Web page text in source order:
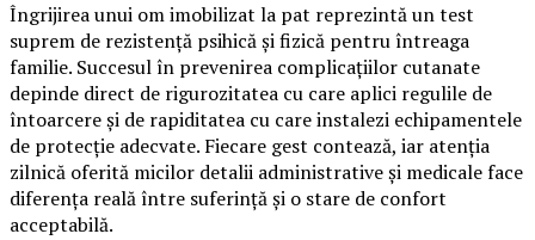
Îngrijirea unui om imobilizat la pat reprezintă un test
suprem de rezistență psihică și fizică pentru întreaga
familie. Succesul în prevenirea complicațiilor cutanate
depinde direct de rigurozitatea cu care aplici regulile de
întoarcere și de rapiditatea cu care instalezi echipamentele
de protecție adecvate. Fiecare gest contează, iar atenția
zilnică oferită micilor detalii administrative și medicale face
diferența reală între suferință și o stare de confort
acceptabilă.